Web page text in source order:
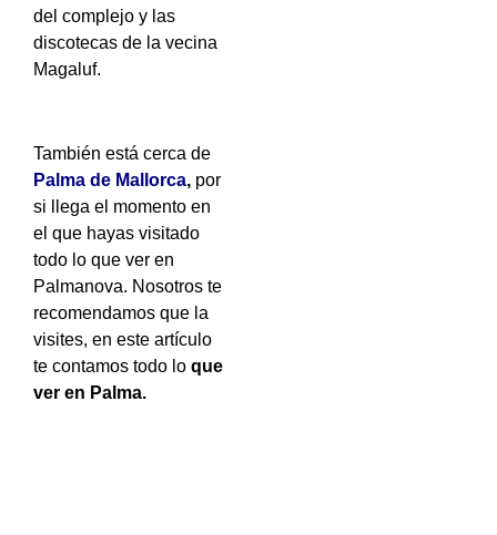
del complejo y las
discotecas de la vecina
Magaluf.
También está cerca de
Palma de Mallorca, por
si llega el momento en
el que hayas visitado
todo lo que ver en
Palmanova. Nosotros te
recomendamos que la
visites, en este artículo
te contamos todo lo que
ver en Palma.